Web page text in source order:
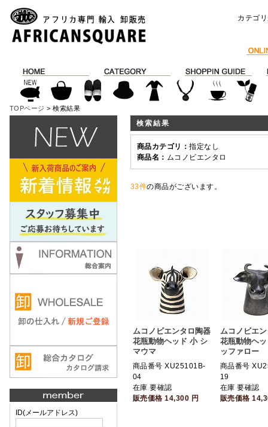
カテゴ
TOPページ > 検索結果
ID(メールアドレス)
検索結果
商品カテゴリ：指定なし
商品名： ムコノビエンタロ
33件の商品がございます。
ムコノビエンタロ陶器
花瓶動物ヘッド 小 シ
マウマ
商品番号 XU25101B-
04
在庫 要確認
販売価格14,300 円
ムコノビエ
花瓶動物ヘ
ッファロー
商品番号
19
在庫 要確認
販売価格